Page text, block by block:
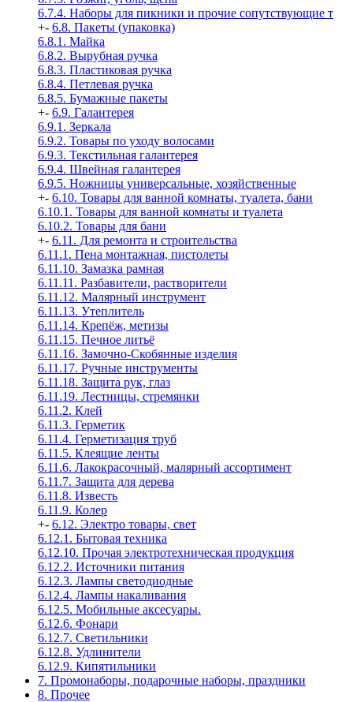
6.7.4. Наборы для пикники и прочие сопутствующие т
+- 6.8. Пакеты (упаковка)
6.8.1. Майка
6.8.2. Вырубная ручка
6.8.3. Пластиковая ручка
6.8.4. Петлевая ручка
6.8.5. Бумажные пакеты
+- 6.9. Галантерея
6.9.1. Зеркала
6.9.2. Товары по уходу волосами
6.9.3. Текстильная галантерея
6.9.4. Швейная галантерея
6.9.5. Ножницы универсальные, хозяйственные
+- 6.10. Товары для ванной комнаты, туалета, бани
6.10.1. Товары для ванной комнаты и туалета
6.10.2. Товары для бани
+- 6.11. Для ремонта и строительства
6.11.1. Пена монтажная, пистолеты
6.11.10. Замазка рамная
6.11.11. Разбавители, растворители
6.11.12. Малярный инструмент
6.11.13. Утеплитель
6.11.14. Крепёж, метизы
6.11.15. Печное литьё
6.11.16. Замочно-Скобянные изделия
6.11.17. Ручные инструменты
6.11.18. Защита рук, глаз
6.11.19. Лестницы, стремянки
6.11.2. Клей
6.11.3. Герметик
6.11.4. Герметизация труб
6.11.5. Клеящие ленты
6.11.6. Лакокрасочный, малярный ассортимент
6.11.7. Защита для дерева
6.11.8. Известь
6.11.9. Колер
+- 6.12. Электро товары, свет
6.12.1. Бытовая техника
6.12.10. Прочая электротехническая продукция
6.12.2. Источники питания
6.12.3. Лампы светодиодные
6.12.4. Лампы накаливания
6.12.5. Мобильные аксесуары.
6.12.6. Фонари
6.12.7. Светильники
6.12.8. Удлинители
6.12.9. Кипятильники
7. Промонаборы, подарочные наборы, праздники
8. Прочее